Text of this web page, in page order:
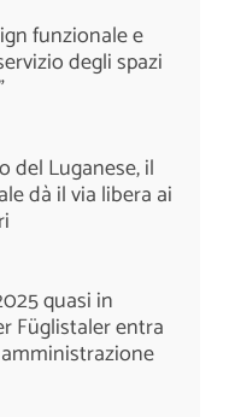
funzionale e
degli spazi
del Luganese, il
dà il via libera ai
quasi in
Füglistaler entra